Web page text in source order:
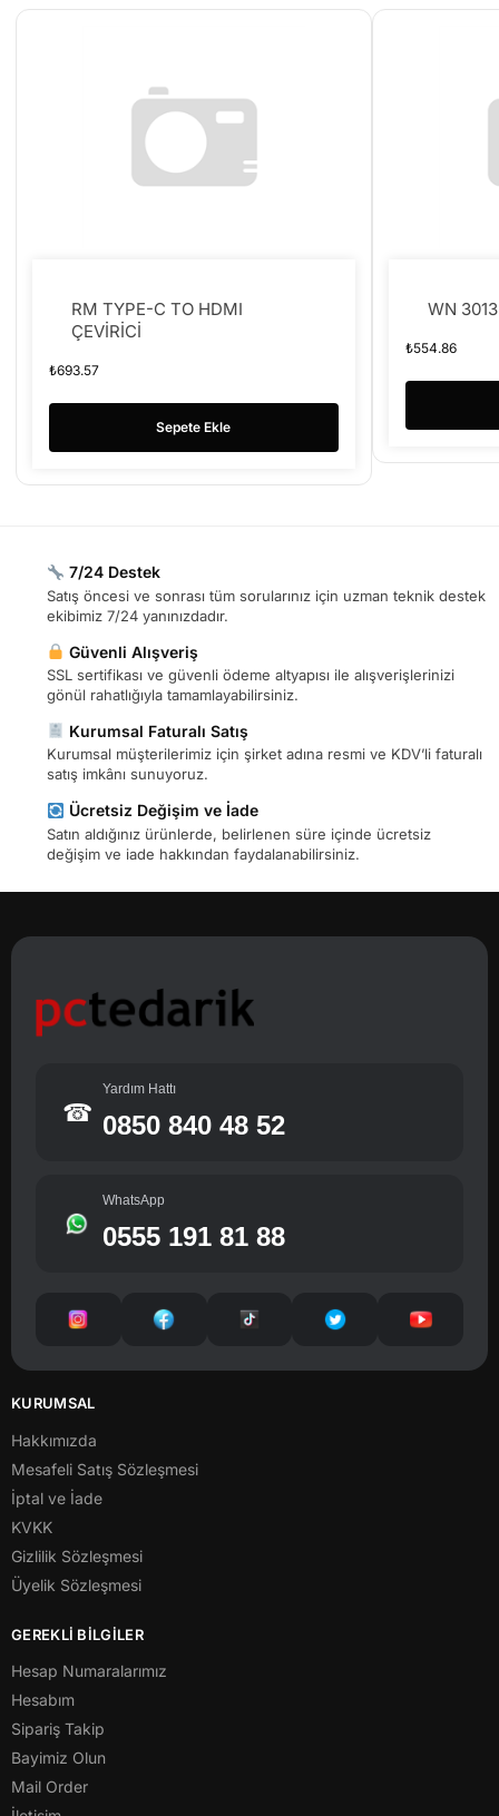
RM TYPE-C TO HDMI
ÇEVİRİCİ
₺693.57
Sepete Ekle
WN
₺554.86
7/24 Destek
Satış öncesi ve sonrası tüm sorularınız için uzman teknik destek
ekibimiz 7/24 yanınızdadır.
Güvenli Alışveriş
SSL sertifikası ve güvenli ödeme altyapısı ile alışverişlerinizi
gönül rahatlığıyla tamamlayabilirsiniz.
Kurumsal Faturalı Satış
Kurumsal müşterilerimiz için şirket adına resmi ve KDV’li faturalı
satış imkânı sunuyoruz.
Ücretsiz Değişim ve İade
Satın aldığınız ürünlerde, belirlenen süre içinde ücretsiz
değişim ve iade hakkından faydalanabilirsiniz.
☎
Yardım Hattı
0850 840 48 52
WhatsApp
0555 191 81 88
KURUMSAL
Hakkımızda
Mesafeli Satış Sözleşmesi
İptal ve İade
KVKK
Gizlilik Sözleşmesi
Üyelik Sözleşmesi
GEREKLİ BİLGİLER
Hesap Numaralarımız
Hesabım
Sipariş Takip
Bayimiz Olun
Mail Order